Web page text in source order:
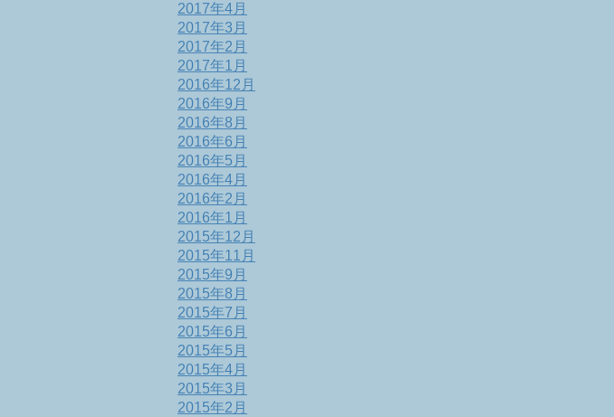
2017年4月
2017年3月
2017年2月
2017年1月
2016年12月
2016年9月
2016年8月
2016年6月
2016年5月
2016年4月
2016年2月
2016年1月
2015年12月
2015年11月
2015年9月
2015年8月
2015年7月
2015年6月
2015年5月
2015年4月
2015年3月
2015年2月